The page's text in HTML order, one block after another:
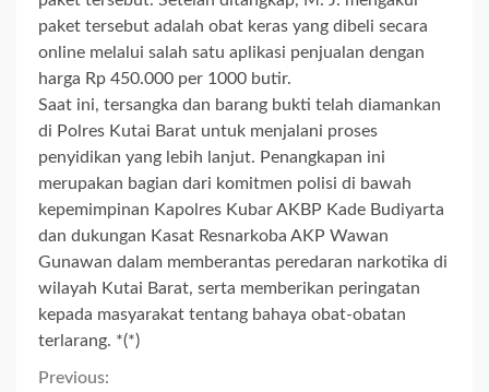
paket tersebut adalah obat keras yang dibeli secara
online melalui salah satu aplikasi penjualan dengan
harga Rp 450.000 per 1000 butir.
Saat ini, tersangka dan barang bukti telah diamankan
di Polres Kutai Barat untuk menjalani proses
penyidikan yang lebih lanjut. Penangkapan ini
merupakan bagian dari komitmen polisi di bawah
kepemimpinan Kapolres Kubar AKBP Kade Budiyarta
dan dukungan Kasat Resnarkoba AKP Wawan
Gunawan dalam memberantas peredaran narkotika di
wilayah Kutai Barat, serta memberikan peringatan
kepada masyarakat tentang bahaya obat-obatan
terlarang. *(*)
Previous: